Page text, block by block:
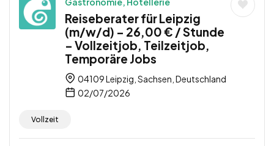
Reiseberater für Leipzig
(m/w/d) – 26,00 € / Stunde
– Vollzeitjob, Teilzeitjob,
Temporäre Jobs
04109 Leipzig, Sachsen, Deutschland
02/07/2026
Vollzeit